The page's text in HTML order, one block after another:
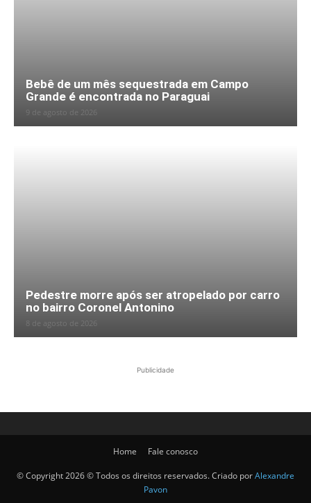
Bebê de um mês sequestrada em Campo
Grande é encontrada no Paraguai
9 de agosto de 2026
Pedestre morre após ser atropelado por carro
no bairro Coronel Antonino
8 de agosto de 2026
Publicidade
Home Fale conosco
© Copyright 2026 © Todos os direitos reservados. Criado porAlexandre
Pavon